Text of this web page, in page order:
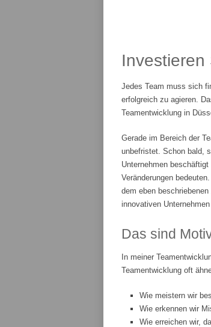
Investieren
Jedes Team muss sich
erfolgreich zu agieren.
Teamentwicklung in
Gerade im Bereich der
unbefristet. Schon bald,
Unternehmen
Veränderungen
dem eben
innovativen
Das sind
In meiner
Teamentwicklung oft
Wie meistern wir
Wie erkennen wir
Wie erreichen wir,